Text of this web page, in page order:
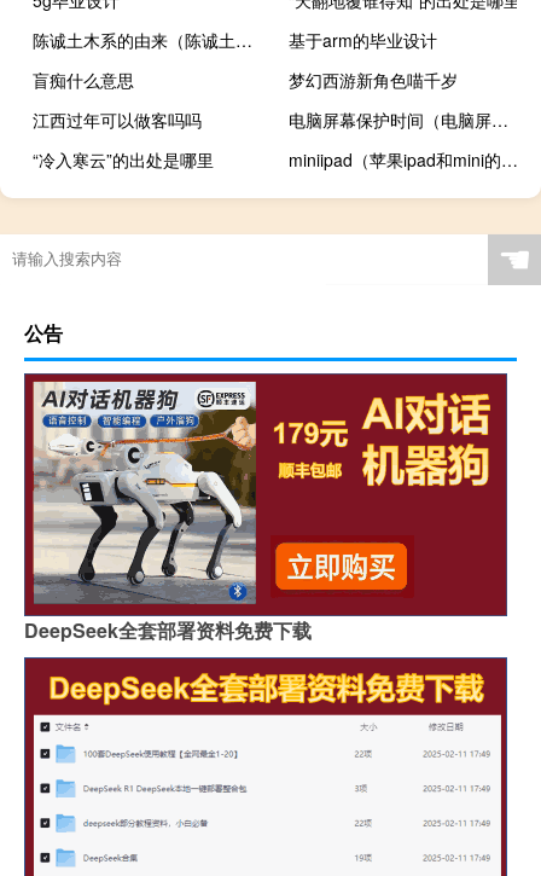
陈诚土木系的由来（陈诚土木系）
基于arm的毕业设计
盲痴什么意思
梦幻西游新角色喵千岁
江西过年可以做客吗吗
电脑屏幕保护时间（电脑屏幕保护）
“冷入寒云”的出处是哪里
miniipad（苹果ipad和mini的区别哪款好用）
☚
公告
DeepSeek全套部署资料免费下载